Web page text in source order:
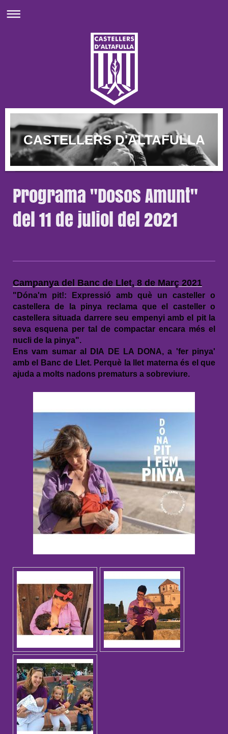
CASTELLERS D'ALTAFULLA
Programa "Dosos Amunt"
del 11 de juliol del 2021
Campanya del Banc de Llet, 8 de Març 2021
"Dóna'm pit!: Expressió amb què un casteller o
castellera de la pinya reclama que el casteller o
castellera situada darrere seu empenyi amb el pit la
seva esquena per tal de compactar encara més el
nucli de la pinya".
Ens vam sumar al DIA DE LA DONA, a 'fer pinya'
amb el Banc de Llet. Perquè la llet materna és el que
ajuda a molts nadons prematurs a sobreviure.